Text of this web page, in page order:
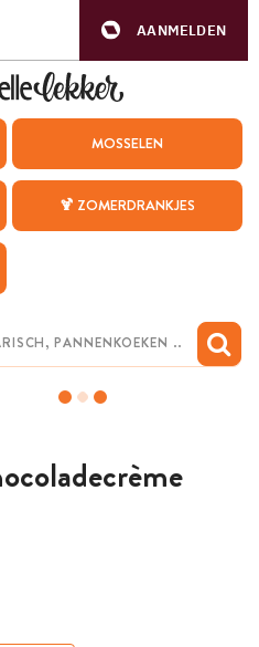
AANMELDEN
MOSSELEN
🍹 ZOMERDRANKJES